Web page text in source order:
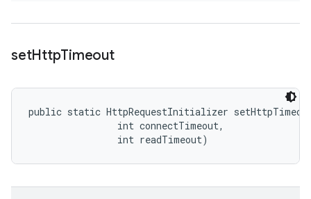
setHttpTimeout
public static HttpRequestInitializer
                int connectTimeout,
                int readTimeout)